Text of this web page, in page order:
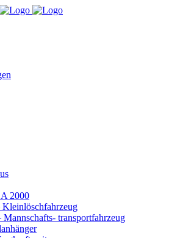
2000
transportfahrzeug